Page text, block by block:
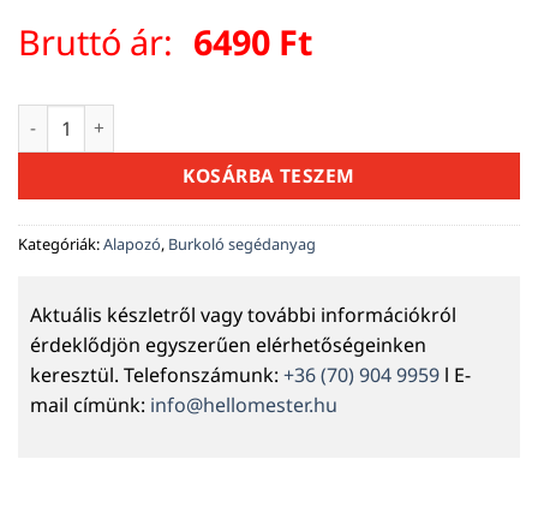
Bruttó ár: 6490 Ft
METON, GROUND univerzális mélyalapozó 5L mennyiség
KOSÁRBA TESZEM
Kategóriák:Alapozó, Burkoló segédanyag
Aktuális készletről vagy további információkról
érdeklődjön egyszerűen elérhetőségeinken
keresztül. Telefonszámunk: +36 (70) 904 9959 l E-
mail címünk: info@hellomester.hu